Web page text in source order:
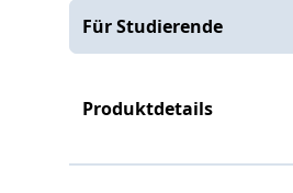
Für Studierende
Produktdetails